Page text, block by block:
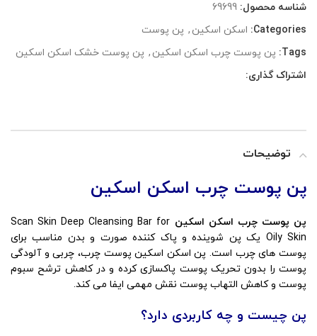
شناسه محصول: 69699
Categories: اسکن اسکین , پن پوست
Tags: پن پوست چرب اسکن اسکین , پن پوست خشک اسکن اسکین
اشتراک گذاری:
توضیحات
پن پوست چرب اسکن اسکین
پن پوست چرب اسکن اسکین Scan Skin Deep Cleansing Bar for
Oily Skin یک پن شوینده و پاک کننده صورت و بدن مناسب برای
پوست های چرب است. پن اسکن اسکین پوست چرب، چربی و آلودگی
پوست را بدون تحریک پوست پاکسازی کرده و در کاهش ترشح سبوم
پوست و کاهش التهاب پوست نقش مهمی ایفا می کند.
پن چیست و چه کاربردی دارد؟